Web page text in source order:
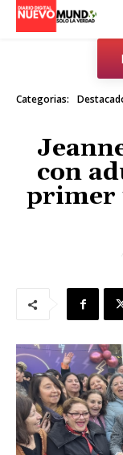
Categorias:
con
primer